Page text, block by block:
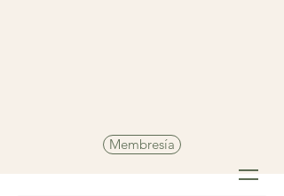
Membresía